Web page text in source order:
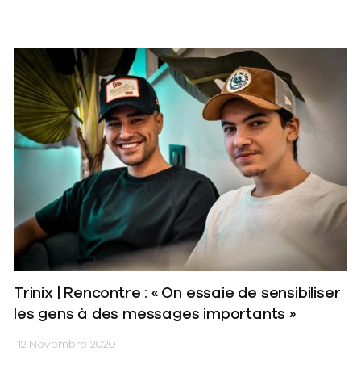
Trinix | Rencontre : « On essaie de sensibiliser
les gens à des messages importants »
12 Novembre 2020